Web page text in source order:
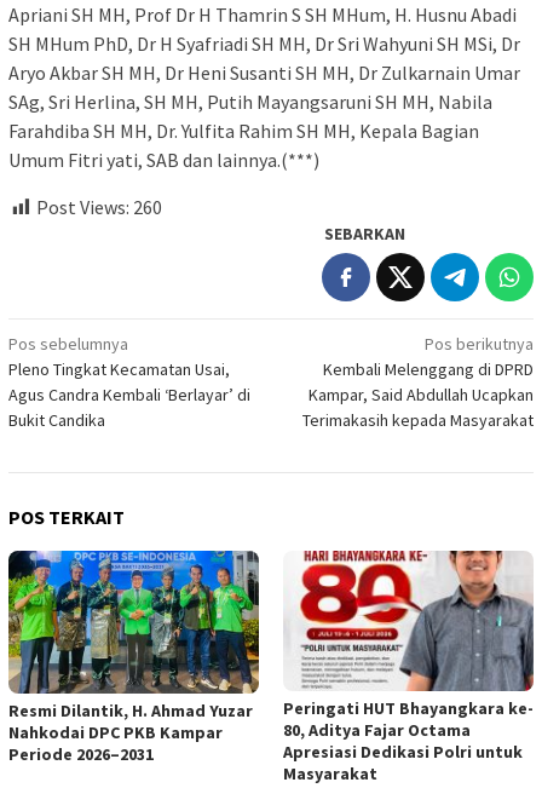
Apriani SH MH, Prof Dr H Thamrin S SH MHum, H. Husnu Abadi
SH MHum PhD, Dr H Syafriadi SH MH, Dr Sri Wahyuni SH MSi, Dr
Aryo Akbar SH MH, Dr Heni Susanti SH MH, Dr Zulkarnain Umar
SAg, Sri Herlina, SH MH, Putih Mayangsaruni SH MH, Nabila
Farahdiba SH MH, Dr. Yulfita Rahim SH MH, Kepala Bagian
Umum Fitri yati, SAB dan lainnya.(***)
Post Views: 260
SEBARKAN
Navigasi
pos
Pos sebelumnya
Pleno Tingkat Kecamatan Usai,
Agus Candra Kembali ‘Berlayar’ di
Bukit Candika
Pos berikutnya
Kembali Melenggang di DPRD
Kampar, Said Abdullah Ucapkan
Terimakasih kepada Masyarakat
POS TERKAIT
Resmi Dilantik, H. Ahmad Yuzar
Nahkodai DPC PKB Kampar
Periode 2026–2031
Peringati HUT Bhayangkara ke-
80, Aditya Fajar Octama
Apresiasi Dedikasi Polri untuk
Masyarakat